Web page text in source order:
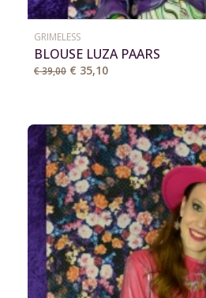
GRIMELESS
BLOUSE LUZA PAARS
€ 39,00 € 35,10